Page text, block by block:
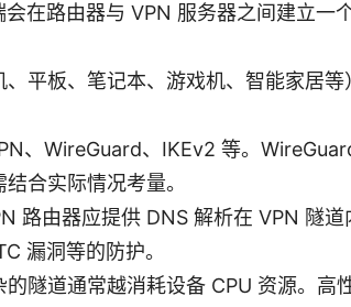
在路由器与 VPN 服务器之间建立一
平板、笔记本、游戏机、智能家居
、WireGuard、IKEv2 等。
合实际情况考量。
路由器应提供 DNS 解析在 VPN 隧
漏洞等的防护。
隧道通常越消耗设备 CPU 资源。高